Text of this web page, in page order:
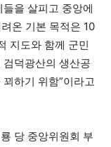
을 살피고 중앙에
온 기본 목적은 10
지도와 함께 군민
덕광산의 생산공
하기 위함”이라고
당 중앙위원회 부